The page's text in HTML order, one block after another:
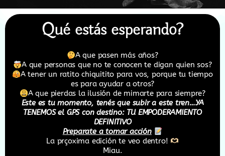
Qué estás esperando?
A que pasen más años?
A que personas que no te conocen te digan quien sos?
A tener un ratito chiquitito para vos, porque tu tiempo
es para ayudar a otros?
A que pierdas la ilusión de mimarte para siempre?
Este es tu momento, tenés que subir a este tren…YA
TENEMOS el GPS con destino: TU EMPODERAMIENTO
DEFINITIVO
Preparate a tomar acción
La prçoxima edición te veo dentro!
Miau.